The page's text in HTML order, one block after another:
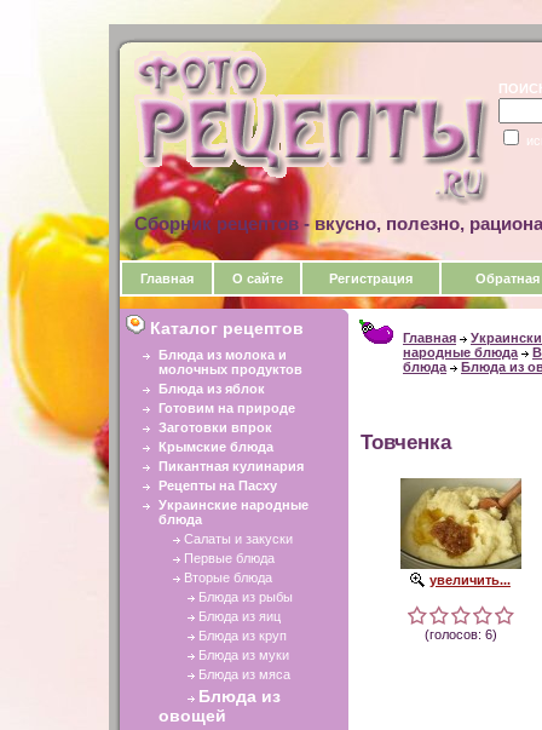
Сборник рецептов - вкусно, полезно,
Главная О сайте Регистрация Обратная
Каталог рецептов
Блюда из молока и
молочных продуктов
Блюда из яблок
Готовим на природе
Заготовки впрок
Крымские блюда
Пикантная кулинария
Рецепты на Пасху
Украинские народные
блюда
Салаты и закуски
Первые блюда
Вторые блюда
Блюда из рыбы
Блюда из яиц
Блюда из круп
Блюда из муки
Блюда из мяса
Блюда из
овощей
Главная
народные блюда
блюда
Блюда из
Товченка
увеличить...
(голосов: 6)